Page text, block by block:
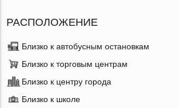
РАСПОЛОЖЕНИЕ
Близко к автобусным остановкам
Близко к торговым центрам
Близко к центру города
Близко к школе